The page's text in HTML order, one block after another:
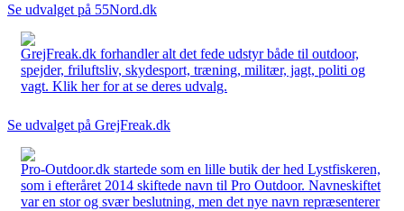
Se udvalget på 55Nord.dk
GrejFreak.dk forhandler alt det fede udstyr både til outdoor,
spejder, friluftsliv, skydesport, træning, militær, jagt, politi og
vagt. Klik her for at se deres udvalg.
Se udvalget på GrejFreak.dk
Pro-Outdoor.dk startede som en lille butik der hed Lystfiskeren,
som i efteråret 2014 skiftede navn til Pro Outdoor. Navneskiftet
var en stor og svær beslutning, men det nye navn repræsenterer